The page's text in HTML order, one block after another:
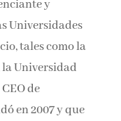
y
de
Central de
ESADE,